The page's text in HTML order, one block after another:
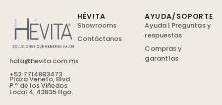
hola@hevita.com.mx
+52 7714883473
Plaza Veneto, Blvd.
P.º de los Viñedos
Local 4, 43835 Hgo.
HÉVITA
Showrooms
Contáctanos
AYUDA/SOPORTE
Ayuda | Preguntas y
respuestas
Compras y
garantías